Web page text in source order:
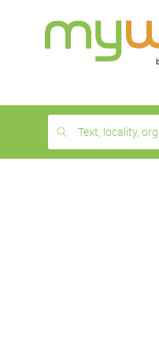
month
free
Text, locality,